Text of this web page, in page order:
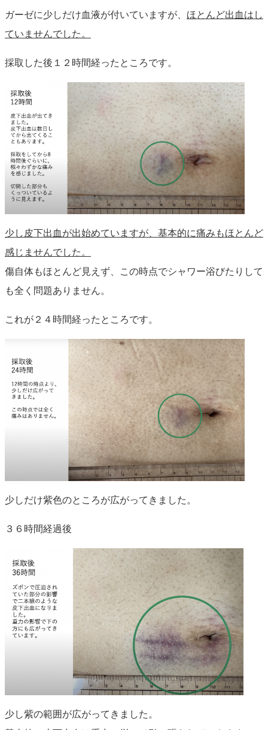
ガーゼに少しだけ血液が付いていますが、 ほとんど出血はし
ていませんでした。
採取した後１２時間経ったところです。
少し皮下出血が出始めていますが、基本的に痛みもほとんど
感じませんでした。
傷自体もほとんど見えず、この時点でシャワー浴びたりして
も全く問題ありません。
これが２４時間経ったところです。
少しだけ紫色のところが広がってきました。
３６時間経過後
少し紫の範囲が広がってきました。